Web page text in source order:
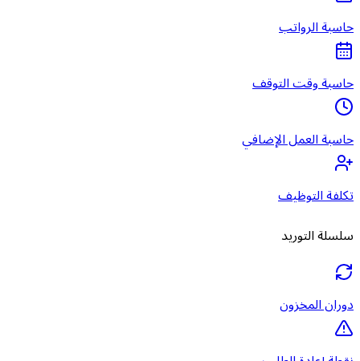
حاسبة الرواتب
حاسبة وقت التوقف
حاسبة العمل الإضافي
تكلفة التوظيف
سلسلة التوريد
دوران المخزون